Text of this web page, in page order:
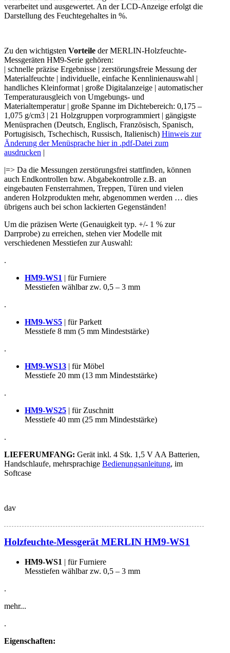
verarbeitet und ausgewertet. An der LCD-Anzeige erfolgt die
Darstellung des Feuchtegehaltes in %.
Zu den wichtigsten Vorteile der MERLIN-Holzfeuchte-
Messgeräten HM9-Serie gehören:
| schnelle präzise Ergebnisse | zerstörungsfreie Messung der
Materialfeuchte | individuelle, einfache Kennlinienauswahl |
handliches Kleinformat | große Digitalanzeige | automatischer
Temperaturausgleich von Umgebungs- und
Materialtemperatur | große Spanne im Dichtebereich: 0,175 –
1,075 g/cm3 | 21 Holzgruppen vorprogrammiert | gängigste
Menüsprachen (Deutsch, Englisch, Französisch, Spanisch,
Portugisisch, Tschechisch, Russisch, Italienisch) Hinweis zur
Änderung der Menüsprache hier in .pdf-Datei zum
ausdrucken |
|=> Da die Messungen zerstörungsfrei stattfinden, können
auch Endkontrollen bzw. Abgabekontrolle z.B. an
eingebauten Fensterrahmen, Treppen, Türen und vielen
anderen Holzprodukten mehr, abgenommen werden … dies
übrigens auch bei schon lackierten Gegenständen!
Um die präzisen Werte (Genauigkeit typ. +/- 1 % zur
Darrprobe) zu erreichen, stehen vier Modelle mit
verschiedenen Messtiefen zur Auswahl:
.
HM9-WS1 | für Furniere
Messtiefen wählbar zw. 0,5 – 3 mm
.
HM9-WS5 | für Parkett
Messtiefe 8 mm (5 mm Mindeststärke)
.
HM9-WS13 | für Möbel
Messtiefe 20 mm (13 mm Mindeststärke)
.
HM9-WS25 | für Zuschnitt
Messtiefe 40 mm (25 mm Mindeststärke)
.
LIEFERUMFANG: Gerät inkl. 4 Stk. 1,5 V AA Batterien,
Handschlaufe, mehrsprachige Bedienungsanleitung, im
Softcase
dav
Holzfeuchte-Messgerät MERLIN HM9-WS1
HM9-WS1 | für Furniere
Messtiefen wählbar zw. 0,5 – 3 mm
.
mehr...
.
Eigenschaften: